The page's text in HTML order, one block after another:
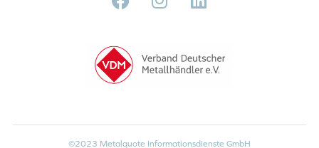
©2023 Metalquote Informationsdienste GmbH